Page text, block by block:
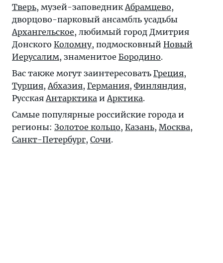
Тверь, музей-заповедник Абрамцево,
дворцово-парковый ансамбль усадьбы
Архангельское, любимый город Дмитрия
Донского Коломну, подмосковный Новый
Иерусалим, знаменитое Бородино.
Вас также могут заинтересовать Греция,
Турция, Абхазия, Германия, Финляндия,
Русская Антарктика и Арктика.
Самые популярные российские города и
регионы: Золотое кольцо, Казань, Москва,
Санкт-Петербург, Сочи.